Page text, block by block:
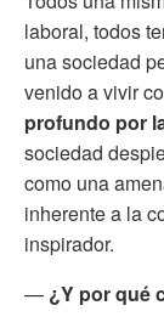
laboral, todos
una sociedad
venido a vivir
profundo por
sociedad
como una
inherente a la
inspirador.
— ¿Y por qué